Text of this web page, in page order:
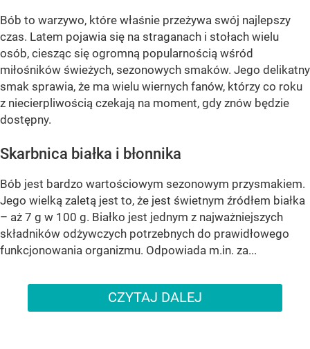
Bób to warzywo, które właśnie przeżywa swój najlepszy
czas. Latem pojawia się na straganach i stołach wielu
osób, ciesząc się ogromną popularnością wśród
miłośników świeżych, sezonowych smaków. Jego delikatny
smak sprawia, że ma wielu wiernych fanów, którzy co roku
z niecierpliwością czekają na moment, gdy znów będzie
dostępny.
Skarbnica białka i błonnika
Bób jest bardzo wartościowym sezonowym przysmakiem.
Jego wielką zaletą jest to, że jest świetnym źródłem białka
– aż 7 g w 100 g. Białko jest jednym z najważniejszych
składników odżywczych potrzebnych do prawidłowego
funkcjonowania organizmu. Odpowiada m.in. za...
CZYTAJ DALEJ